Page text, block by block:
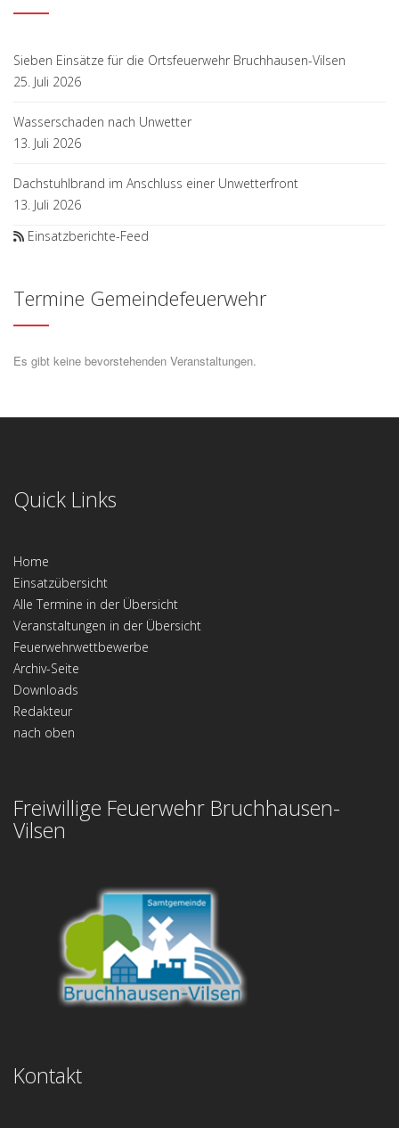
Sieben Einsätze für die Ortsfeuerwehr Bruchhausen-Vilsen
25. Juli 2026
Wasserschaden nach Unwetter
13. Juli 2026
Dachstuhlbrand im Anschluss einer Unwetterfront
13. Juli 2026
Einsatzberichte-Feed
Termine Gemeindefeuerwehr
Es gibt keine bevorstehenden Veranstaltungen.
Quick Links
Home
Einsatzübersicht
Alle Termine in der Übersicht
Veranstaltungen in der Übersicht
Feuerwehrwettbewerbe
Archiv-Seite
Downloads
Redakteur
nach oben
Freiwillige Feuerwehr Bruchhausen-
Vilsen
Kontakt